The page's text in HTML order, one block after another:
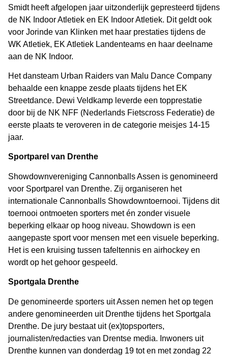
Smidt heeft afgelopen jaar uitzonderlijk gepresteerd tijdens
de NK Indoor Atletiek en EK Indoor Atletiek. Dit geldt ook
voor Jorinde van Klinken met haar prestaties tijdens de
WK Atletiek, EK Atletiek Landenteams en haar deelname
aan de NK Indoor.
Het dansteam Urban Raiders van Malu Dance Company
behaalde een knappe zesde plaats tijdens het EK
Streetdance. Dewi Veldkamp leverde een topprestatie
door bij de NK NFF (Nederlands Fietscross Federatie) de
eerste plaats te veroveren in de categorie meisjes 14-15
jaar.
Sportparel van Drenthe
Showdownvereniging Cannonballs Assen is genomineerd
voor Sportparel van Drenthe. Zij organiseren het
internationale Cannonballs Showdowntoernooi. Tijdens dit
toernooi ontmoeten sporters met én zonder visuele
beperking elkaar op hoog niveau. Showdown is een
aangepaste sport voor mensen met een visuele beperking.
Het is een kruising tussen tafeltennis en airhockey en
wordt op het gehoor gespeeld.
Sportgala Drenthe
De genomineerde sporters uit Assen nemen het op tegen
andere genomineerden uit Drenthe tijdens het Sportgala
Drenthe. De jury bestaat uit (ex)topsporters,
journalisten/redacties van Drentse media. Inwoners uit
Drenthe kunnen van donderdag 19 tot en met zondag 22